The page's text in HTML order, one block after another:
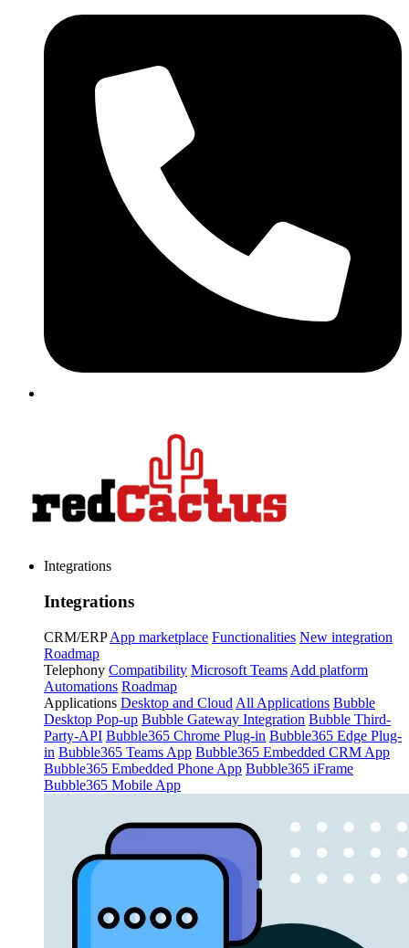
Integrations
Integrations
CRM/ERP App marketplace Functionalities New integration
Roadmap
Telephony Compatibility Microsoft Teams Add platform
Automations Roadmap
Applications Desktop and Cloud All Applications Bubble
Desktop Pop-up Bubble Gateway Integration Bubble Third-
Party-API Bubble365 Chrome Plug-in Bubble365 Edge Plug-
in Bubble365 Teams App Bubble365 Embedded CRM App
Bubble365 Embedded Phone App Bubble365 iFrame
Bubble365 Mobile App